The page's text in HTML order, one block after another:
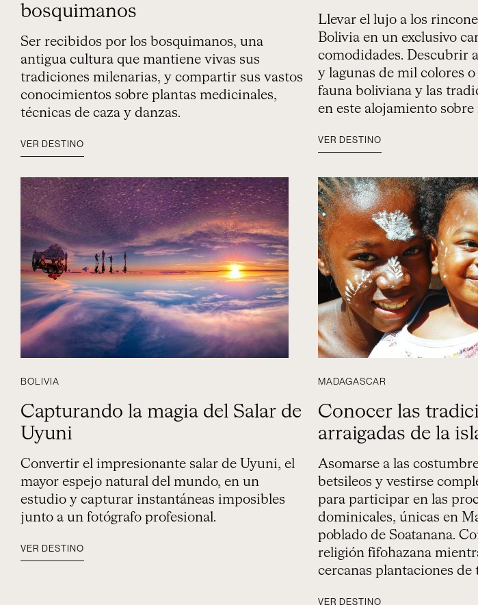
bosquimanos
Ser recibidos por los bosquimanos, una
antigua cultura que mantiene vivas sus
tradiciones milenarias, y compartir sus vastos
conocimientos sobre plantas medicinales,
técnicas de caza y danzas.
VER DESTINO
Llevar el lujo a los
Bolivia en un exclusivo
comodidades. Descubrir
y lagunas de mil colores
fauna boliviana y las
en este alojamiento sobre
VER DESTINO
BOLIVIA
Capturando la magia del Salar de
Uyuni
Convertir el impresionante salar de Uyuni, el
mayor espejo natural del mundo, en un
estudio y capturar instantáneas imposibles
junto a un fotógrafo profesional.
VER DESTINO
MADAGASCAR
Conocer las
arraigadas de la
Asomarse a las
betsileos y vestirse
para participar en las
dominicales, únicas en
poblado de Soatanana.
religión fifohazana
cercanas plantaciones de
VER DESTINO